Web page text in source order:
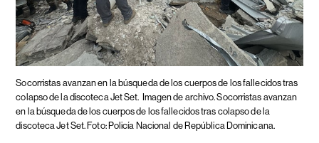
Socorristas avanzan en la búsqueda de los cuerpos de los fallecidos tras
colapso de la discoteca Jet Set. Imagen de archivo. Socorristas avanzan
en la búsqueda de los cuerpos de los fallecidos tras colapso de la
discoteca Jet Set. Foto: Policía Nacional de República Dominicana.